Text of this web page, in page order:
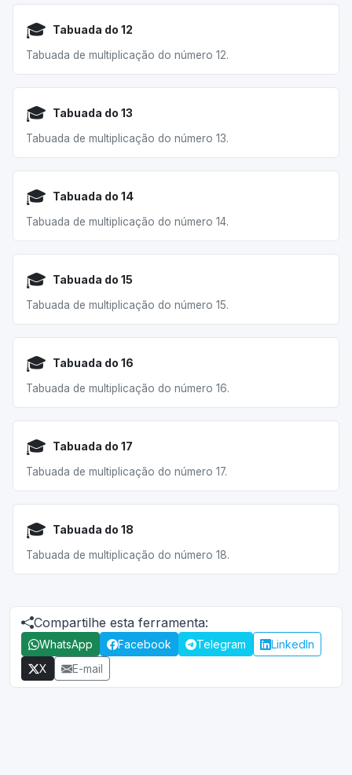
🎓 Tabuada do 12
Tabuada de multiplicação do número 12.
🎓 Tabuada do 13
Tabuada de multiplicação do número 13.
🎓 Tabuada do 14
Tabuada de multiplicação do número 14.
🎓 Tabuada do 15
Tabuada de multiplicação do número 15.
🎓 Tabuada do 16
Tabuada de multiplicação do número 16.
🎓 Tabuada do 17
Tabuada de multiplicação do número 17.
🎓 Tabuada do 18
Tabuada de multiplicação do número 18.
Compartilhe esta ferramenta:
WhatsApp Facebook Telegram
LinkedIn
X
E-mail